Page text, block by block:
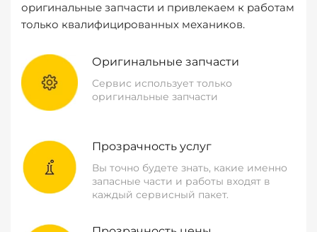
оригинальные запчасти и привлекаем к работам
только квалифицированных механиков.
Оригинальные запчасти
Сервис использует только
оригинальные запчасти
Прозрачность услуг
Вы точно будете знать, какие именно
запасные части и работы входят в
каждый сервисный пакет.